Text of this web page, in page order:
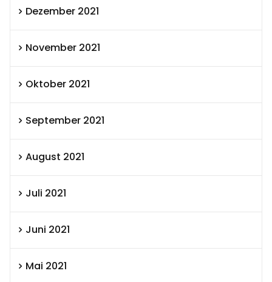
Dezember 2021
November 2021
Oktober 2021
September 2021
August 2021
Juli 2021
Juni 2021
Mai 2021